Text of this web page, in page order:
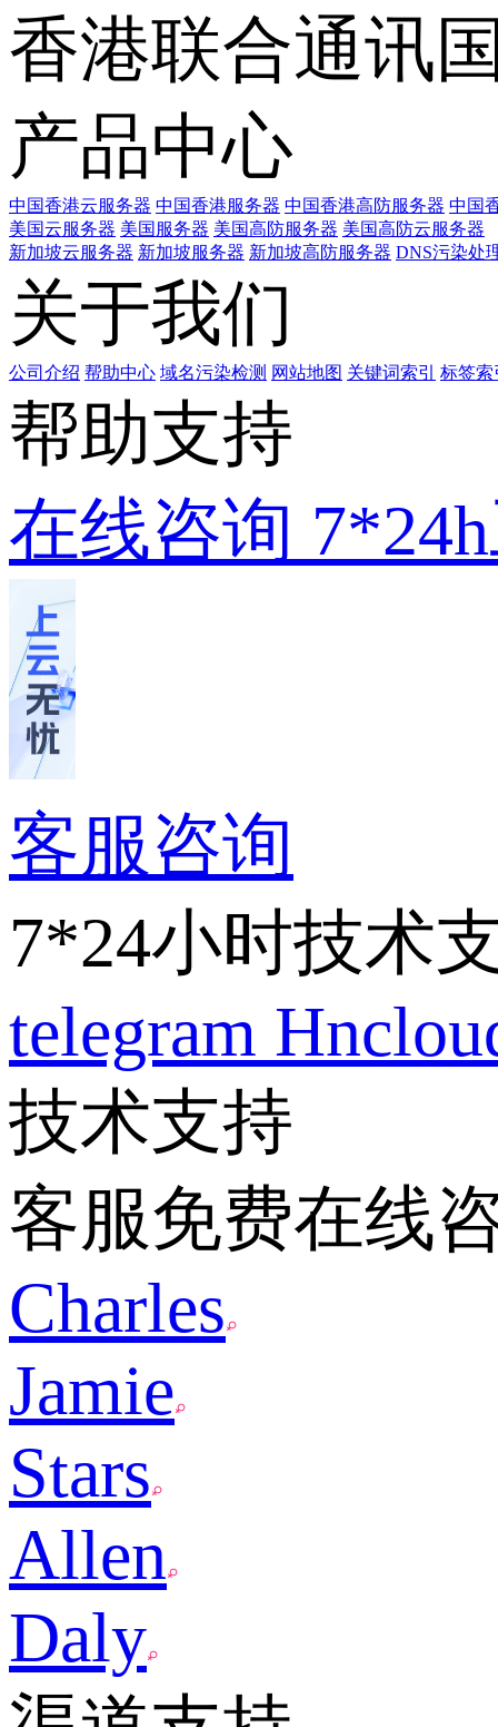
香港联合通讯
产品中心
中国香港云服务器 中国香港服务器 中国香港高防服务器 中国
美国云服务器 美国服务器 美国高防服务器 美国高防云服务器
新加坡云服务器 新加坡服务器 新加坡高防服务器 DNS污染处
关于我们
公司介绍 帮助中心 域名污染检测 网站地图 关键词索引 标签索
帮助支持
在线咨询
客服咨询
7*24小时技术
telegram
技术支持
客服免费在线
Charles
Jamie
Stars
Allen
Daly